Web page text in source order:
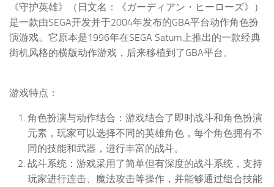
《守护英雄》（日文名：《ガーディアン・ヒーローズ》）
是一款由SEGA开发并于2004年发布的GBA平台动作角色扮
演游戏。它原本是1996年在SEGA Saturn上推出的一款经典
街机风格的横版动作游戏，后来移植到了GBA平台。
游戏特点：
角色扮演与动作结合：游戏结合了即时战斗和角色扮演
元素，玩家可以选择不同的英雄角色，每个角色拥有不
同的技能和武器，进行丰富的战斗。
战斗系统：游戏采用了简单但有深度的战斗系统，支持
玩家进行连击、魔法攻击等操作，并能够通过组合技能